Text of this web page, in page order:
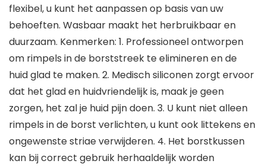
flexibel, u kunt het aanpassen op basis van uw
behoeften. Wasbaar maakt het herbruikbaar en
duurzaam. Kenmerken: 1. Professioneel ontworpen
om rimpels in de borststreek te elimineren en de
huid glad te maken. 2. Medisch siliconen zorgt ervoor
dat het glad en huidvriendelijk is, maak je geen
zorgen, het zal je huid pijn doen. 3. U kunt niet alleen
rimpels in de borst verlichten, u kunt ook littekens en
ongewenste striae verwijderen. 4. Het borstkussen
kan bij correct gebruik herhaaldelijk worden